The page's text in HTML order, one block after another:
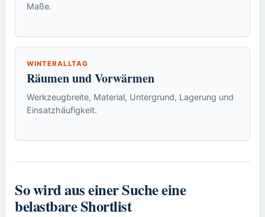
Maße.
WINTERALLTAG
Räumen und Vorwärmen
Werkzeugbreite, Material, Untergrund, Lagerung und
Einsatzhäufigkeit.
So wird aus einer Suche eine
belastbare Shortlist